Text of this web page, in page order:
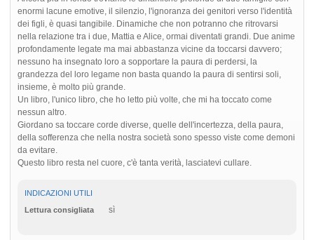
enormi lacune emotive, il silenzio, l'ignoranza dei genitori verso l'identità
dei figli, è quasi tangibile. Dinamiche che non potranno che ritrovarsi
nella relazione tra i due, Mattia e Alice, ormai diventati grandi. Due anime
profondamente legate ma mai abbastanza vicine da toccarsi davvero;
nessuno ha insegnato loro a sopportare la paura di perdersi, la
grandezza del loro legame non basta quando la paura di sentirsi soli,
insieme, è molto più grande.
Un libro, l'unico libro, che ho letto più volte, che mi ha toccato come
nessun altro.
Giordano sa toccare corde diverse, quelle dell'incertezza, della paura,
della sofferenza che nella nostra società sono spesso viste come demoni
da evitare.
Questo libro resta nel cuore, c'è tanta verità, lasciatevi cullare.
INDICAZIONI UTILI
Lettura consigliata
sì